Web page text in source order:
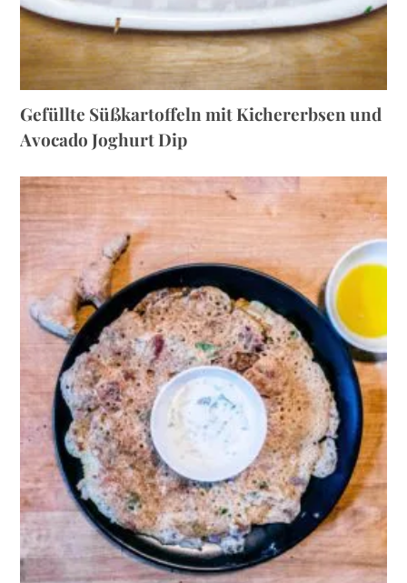
Gefüllte Süßkartoffeln mit Kichererbsen und
Avocado Joghurt Dip